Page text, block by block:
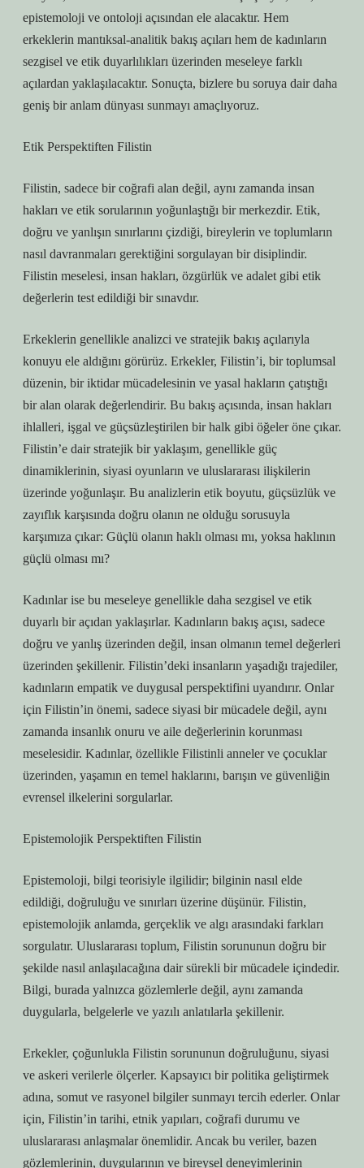
epistemoloji ve ontoloji açısından ele alacaktır. Hem
erkeklerin mantıksal-analitik bakış açıları hem de kadınların
sezgisel ve etik duyarlılıkları üzerinden meseleye farklı
açılardan yaklaşılacaktır. Sonuçta, bizlere bu soruya dair daha
geniş bir anlam dünyası sunmayı amaçlıyoruz.
Etik Perspektiften Filistin
Filistin, sadece bir coğrafi alan değil, aynı zamanda insan
hakları ve etik sorularının yoğunlaştığı bir merkezdir. Etik,
doğru ve yanlışın sınırlarını çizdiği, bireylerin ve toplumların
nasıl davranmaları gerektiğini sorgulayan bir disiplindir.
Filistin meselesi, insan hakları, özgürlük ve adalet gibi etik
değerlerin test edildiği bir sınavdır.
Erkeklerin genellikle analizci ve stratejik bakış açılarıyla
konuyu ele aldığını görürüz. Erkekler, Filistin’i, bir toplumsal
düzenin, bir iktidar mücadelesinin ve yasal hakların çatıştığı
bir alan olarak değerlendirir. Bu bakış açısında, insan hakları
ihlalleri, işgal ve güçsüzleştirilen bir halk gibi öğeler öne çıkar.
Filistin’e dair stratejik bir yaklaşım, genellikle güç
dinamiklerinin, siyasi oyunların ve uluslararası ilişkilerin
üzerinde yoğunlaşır. Bu analizlerin etik boyutu, güçsüzlük ve
zayıflık karşısında doğru olanın ne olduğu sorusuyla
karşımıza çıkar: Güçlü olanın haklı olması mı, yoksa haklının
güçlü olması mı?
Kadınlar ise bu meseleye genellikle daha sezgisel ve etik
duyarlı bir açıdan yaklaşırlar. Kadınların bakış açısı, sadece
doğru ve yanlış üzerinden değil, insan olmanın temel değerleri
üzerinden şekillenir. Filistin’deki insanların yaşadığı trajediler,
kadınların empatik ve duygusal perspektifini uyandırır. Onlar
için Filistin’in önemi, sadece siyasi bir mücadele değil, aynı
zamanda insanlık onuru ve aile değerlerinin korunması
meselesidir. Kadınlar, özellikle Filistinli anneler ve çocuklar
üzerinden, yaşamın en temel haklarını, barışın ve güvenliğin
evrensel ilkelerini sorgularlar.
Epistemolojik Perspektiften Filistin
Epistemoloji, bilgi teorisiyle ilgilidir; bilginin nasıl elde
edildiği, doğruluğu ve sınırları üzerine düşünür. Filistin,
epistemolojik anlamda, gerçeklik ve algı arasındaki farkları
sorgulatır. Uluslararası toplum, Filistin sorununun doğru bir
şekilde nasıl anlaşılacağına dair sürekli bir mücadele içindedir.
Bilgi, burada yalnızca gözlemlerle değil, aynı zamanda
duygularla, belgelerle ve yazılı anlatılarla şekillenir.
Erkekler, çoğunlukla Filistin sorununun doğruluğunu, siyasi
ve askeri verilerle ölçerler. Kapsayıcı bir politika geliştirmek
adına, somut ve rasyonel bilgiler sunmayı tercih ederler. Onlar
için, Filistin’in tarihi, etnik yapıları, coğrafi durumu ve
uluslararası anlaşmalar önemlidir. Ancak bu veriler, bazen
gözlemlerinin, duygularının ve bireysel deneyimlerinin